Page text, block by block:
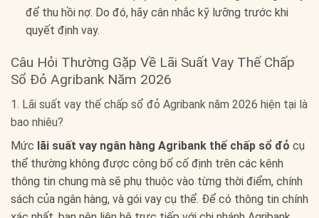
để thu hồi nợ. Do đó, hãy cân nhắc kỹ lưỡng trước khi
quyết định vay.
Câu Hỏi Thường Gặp Về Lãi Suất Vay Thế Chấp
Sổ Đỏ Agribank Năm 2026
1. Lãi suất vay thế chấp sổ đỏ Agribank năm 2026 hiện tại là
bao nhiêu?
Mức lãi suất vay ngân hàng Agribank thế chấp sổ đỏ cụ
thể thường không được công bố cố định trên các kênh
thông tin chung mà sẽ phụ thuộc vào từng thời điểm, chính
sách của ngân hàng, và gói vay cụ thể. Để có thông tin chính